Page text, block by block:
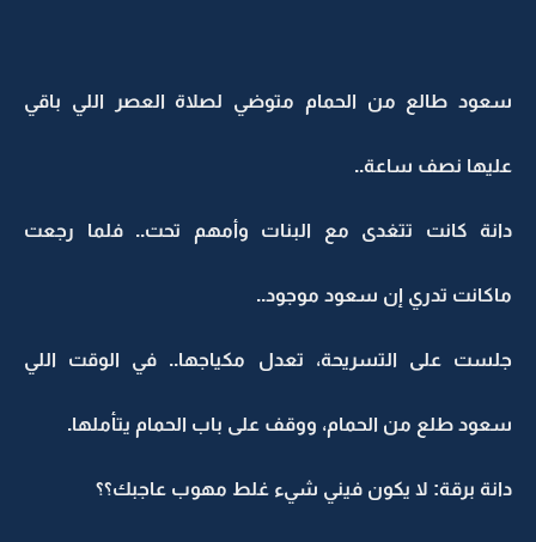
سعود طالع من الحمام متوضي لصلاة العصر اللي باقي
عليها نصف ساعة..
دانة كانت تتغدى مع البنات وأمهم تحت.. فلما رجعت
ماكانت تدري إن سعود موجود..
جلست على التسريحة، تعدل مكياجها.. في الوقت اللي
سعود طلع من الحمام، ووقف على باب الحمام يتأملها.
دانة برقة: لا يكون فيني شيء غلط مهوب عاجبك؟؟